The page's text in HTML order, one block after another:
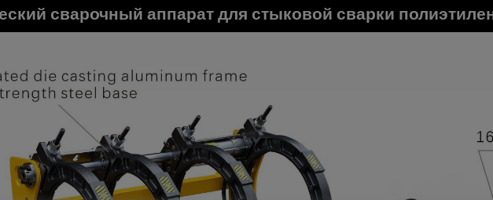
сварочный аппарат для стыковой сварки